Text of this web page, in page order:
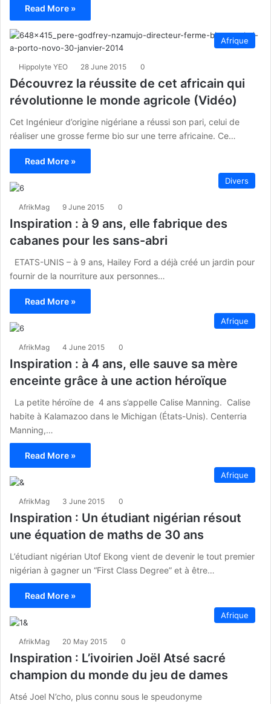
Read More »
Afrique
Hippolyte YEO 28 June 2015 0
Découvrez la réussite de cet africain qui
révolutionne le monde agricole (Vidéo)
Cet Ingénieur d’origine nigériane a réussi son pari, celui de
réaliser une grosse ferme bio sur une terre africaine. Ce…
Read More »
Divers
AfrikMag 9 June 2015 0
Inspiration : à 9 ans, elle fabrique des
cabanes pour les sans-abri
ETATS-UNIS – à 9 ans, Hailey Ford a déjà créé un jardin pour
fournir de la nourriture aux personnes…
Read More »
Afrique
AfrikMag 4 June 2015 0
Inspiration : à 4 ans, elle sauve sa mère
enceinte grâce à une action héroïque
La petite héroïne de 4 ans s’appelle Calise Manning. Calise
habite à Kalamazoo dans le Michigan (États-Unis). Centerria
Manning,…
Read More »
Afrique
AfrikMag 3 June 2015 0
Inspiration : Un étudiant nigérian résout
une équation de maths de 30 ans
L’étudiant nigérian Utof Ekong vient de devenir le tout premier
nigérian à gagner un “First Class Degree” et à être…
Read More »
Afrique
AfrikMag 20 May 2015 0
Inspiration : L’ivoirien Joël Atsé sacré
champion du monde du jeu de dames
Atsé Joel N’cho, plus connu sous le speudonyme